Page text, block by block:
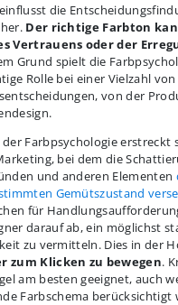
die
Der richtige Farbton
Vertrauens oder der
Grund spielt die
Rolle bei einer Vielzahl von
von der
der Farbpsychologie erstreckt
bei dem die
und anderen Elementen
Gemütszustand
für
darauf ab, ein möglichst
zu vermitteln. Dies in der
zum Klicken zu bewegen.
am besten geeignet, auch
Farbschema berücksichtigt